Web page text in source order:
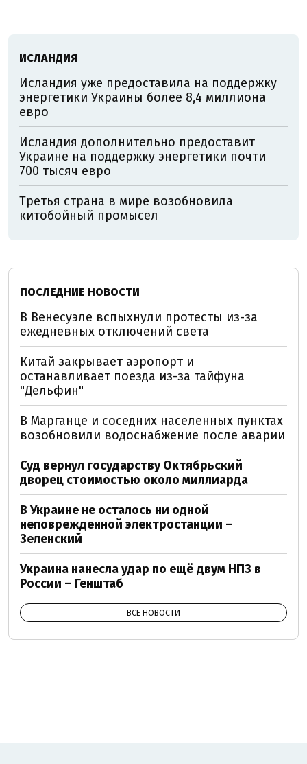
ИСЛАНДИЯ
Исландия уже предоставила на поддержку
энергетики Украины более 8,4 миллиона
евро
Исландия дополнительно предоставит
Украине на поддержку энергетики почти
700 тысяч евро
Третья страна в мире возобновила
китобойный промысел
ПОСЛЕДНИЕ НОВОСТИ
В Венесуэле вспыхнули протесты из-за
ежедневных отключений света
Китай закрывает аэропорт и
останавливает поезда из-за тайфуна
"Дельфин"
В Марганце и соседних населенных пунктах
возобновили водоснабжение после аварии
Суд вернул государству Октябрьский
дворец стоимостью около миллиарда
В Украине не осталось ни одной
неповрежденной электростанции –
Зеленский
Украина нанесла удар по ещё двум НПЗ в
России – Генштаб
ВСЕ НОВОСТИ